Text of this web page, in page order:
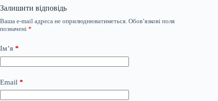
Залишити відповідь
Ваша e-mail адреса не оприлюднюватиметься. Обов’язкові поля
позначені *
Ім’я *
Email *